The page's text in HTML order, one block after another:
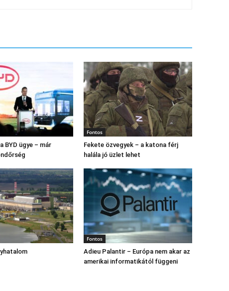
BYD ügye – már
Fontos
Fekete özvegyek – a katona férj
halála jó üzlet lehet
Fontos
Adieu Palantir – Európa nem akar az
amerikai informatikától függeni